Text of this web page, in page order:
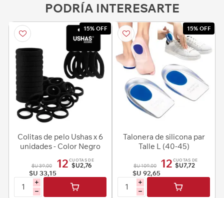
PODRÍA INTERESARTE
15% OFF
Colitas de pelo Ushas x 6
unidades - Color Negro
$U 39,00
$U 33,15
12 CUOTAS DE
$U2,76
i
h
15% OFF
Talonera de silicona par
Talle L (40-45)
$U 109,00
$U 92,65
12 CUOTAS DE
$U7,72
i
h